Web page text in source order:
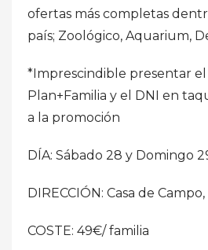
ofertas más completas
país; Zoológico, Aquarium,
*Imprescindible presentar el
Plan+Familia y el DNI en
a la promoción
DÍA: Sábado 28 y Domingo
DIRECCIÓN: Casa de
COSTE: 49€/ familia